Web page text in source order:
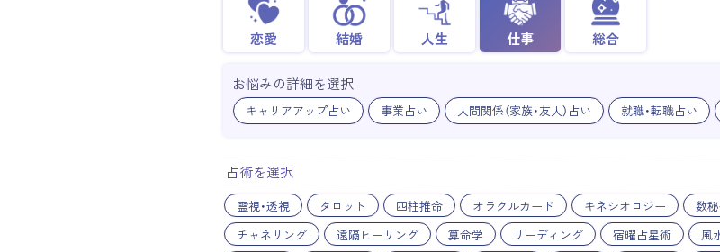
恋愛 結婚 人生 仕事 総合
お悩みの詳細を選択
キャリアアップ占い 事業占い 人間関係（家族・友人）占い 就職・転職占い
占術を選択
霊視・透視 タロット 四柱推命 オラクルカード キネシオロジー 数
チャネリング
遠隔ヒーリング 算命学 リーディング 宿曜占星術 風